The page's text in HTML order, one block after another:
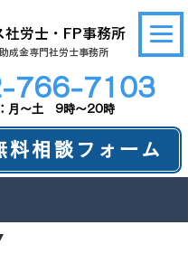
料相談フォーム
766-7103
月～土 9時～20時
社労士・FP事務所
成金専門社労士事務所